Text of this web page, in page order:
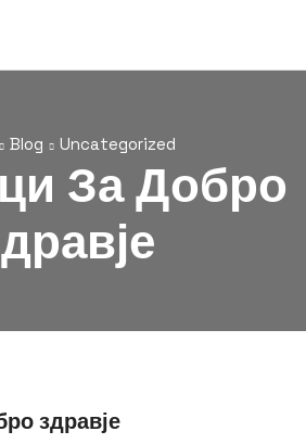
Blog Uncategorized
За Добро
здравје